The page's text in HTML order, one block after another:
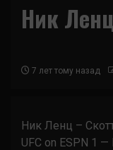
Ник
7 лет тому назад
Ник Ленц –
UFC on ESPN 1